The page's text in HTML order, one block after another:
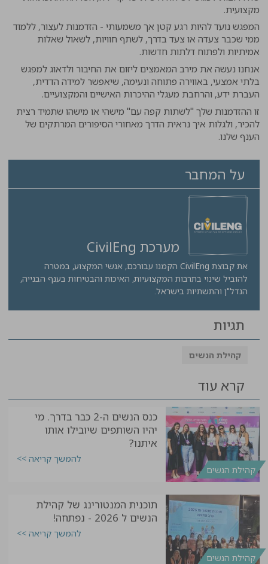
מקצועית.
המפגש נועד להיות רגע קטן אך משמעותי - הזדמנות לעצור, ללמוד
ממי שכבר צעדה או צעד בדרך, לשתף חוויות, לשאול שאלות
אמיתיות ולפתוח דלתות חדשות.
אנחנו נעשה את מירב המאמצים ליזום את החיבור ולדאוג למפגש
בלתי אמצעי, באווירה פתוחה ונעימה, שיאפשר למידה הדדית,
העברת ידע, והרחבת מעגלי ההיכרות האישיים והמקצועיים.
זו ההזדמנות שלך "לשתות קפה עם" מישהי או מישהו שתמיד רצית
להכיר, ולגלות איך נראית הדרך מאחורי הסיפורים המרתקים של
הענף שלנו.
על המחבר
מערכת CivilEng
את קבוצת CivilEng הקמנו עבורכם, אנשי המקצוע, במטרה
להוביל שינוי בתרבות המקצועיות, האיכות והבטיחות בענף הבנייה,
הנדל"ן והתשתיות בישראל.
תגיות
קהילת הנשים
קרא עוד
קהילת הנשים
כנס הנשים ה-2 כבר בדרך. מי
יהיו השותפים שיובילו אותו
איתנו?
להמשך קריאה >>
קהילת הנשים
תוכנית המנטורינג של קהילת
הנשים ל 2026 - נפתחה!
להמשך קריאה >>